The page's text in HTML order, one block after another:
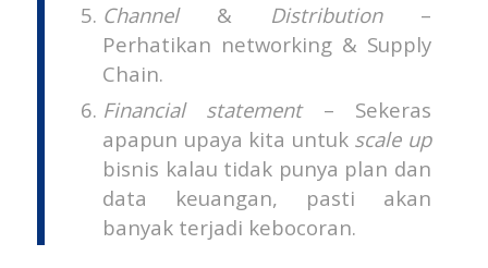
Channel & Distribution–
Perhatikan networking & Supply
Chain.
Financial statement– Sekeras
apapun upaya kita untuk scale up
bisnis kalau tidak punya plan dan
data keuangan, pasti akan
banyak terjadi kebocoran.